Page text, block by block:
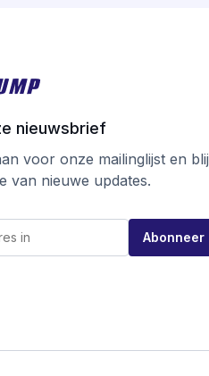
nieuwsbrief
voor onze mailinglijst en
van nieuwe updates.
Abonneer